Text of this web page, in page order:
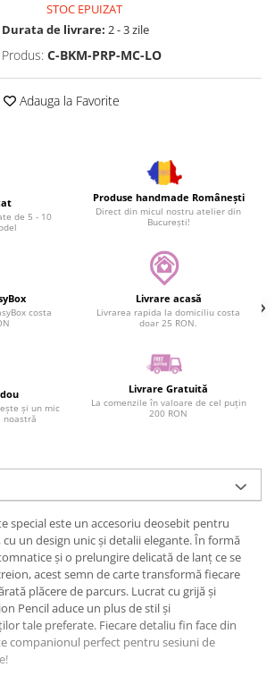
STOC EPUIZAT
Durata de livrare: 2 - 3 zile
C-BKM-PRP-MC-LO
Adauga la Favorite
de 5 - 10
Produse handmade Românești
Direct din micul nostru atelier din
București!
costa
Livrare acasă
Livrarea rapida la domiciliu costa
doar 25 RON.
și un mic
noastră
Livrare Gratuită
La comenzile în valoare de cel puțin
200 RON
special este un accesoriu deosebit pentru
un design unic și detalii elegante. În formă
și o prelungire delicată de lanț ce se
acest semn de carte transformă fiecare
plăcere de parcurs. Lucrat cu grijă și
Pencil aduce un plus de stil și
tale preferate. Fiecare detaliu fin face din
companionul perfect pentru sesiuni de